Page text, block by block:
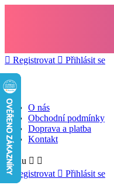
 Registrovat  Přihlásit se

O nás
Obchodní podmínky
Doprava a platba
Kontakt
Menu  

Registrovat  Přihlásit se